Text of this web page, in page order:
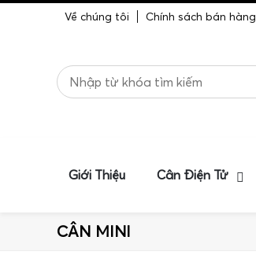
Về chúng tôi Chính sách bán hàng
Giới Thiệu Cân Điện Tử
CÂN MINI